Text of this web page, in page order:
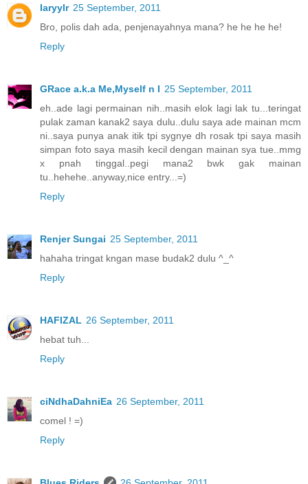
Iaryylr 25 September, 2011
Bro, polis dah ada, penjenayahnya mana? he he he he!
Reply
GRace a.k.a Me,Myself n I 25 September, 2011
eh..ade lagi permainan nih..masih elok lagi lak tu...teringat
pulak zaman kanak2 saya dulu..dulu saya ade mainan mcm
ni..saya punya anak itik tpi sygnye dh rosak tpi saya masih
simpan foto saya masih kecil dengan mainan sya tue..mmg
x pnah tinggal..pegi mana2 bwk gak mainan
tu..hehehe..anyway,nice entry...=)
Reply
Renjer Sungai 25 September, 2011
hahaha tringat kngan mase budak2 dulu ^_^
Reply
HAFIZAL 26 September, 2011
hebat tuh...
Reply
ciNdhaDahniEa 26 September, 2011
comel ! =)
Reply